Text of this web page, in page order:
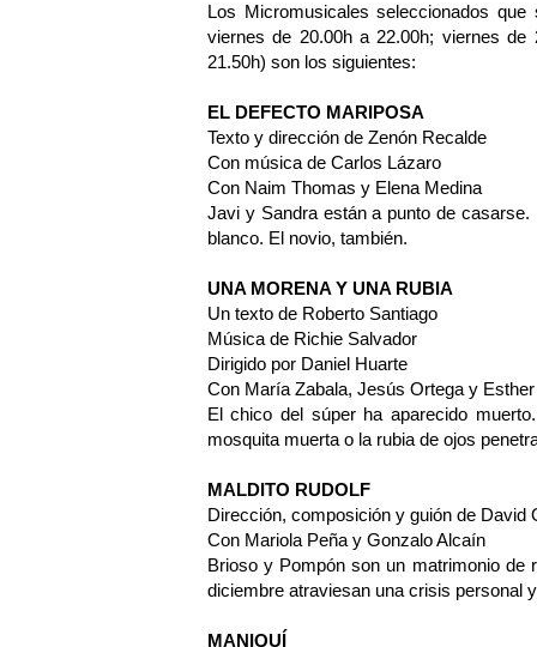
Los Micromusicales seleccionados
viernes de 20.00h a 22.00h; viernes
21.50h) son los siguientes:
EL DEFECTO MARIPOSA
Texto y dirección de Zenón Recalde
Con música de Carlos Lázaro
Con Naim Thomas y Elena Medina
Javi y Sandra están a punto de
blanco. El novio, también.
UNA MORENA Y UNA RUBIA
Un texto de Roberto Santiago
Música de Richie Salvador
Dirigido por Daniel Huarte
Con María Zabala, Jesús Ortega y
El chico del súper ha aparecido
mosquita muerta o la rubia de ojos
MALDITO RUDOLF
Dirección, composición y guión de David
Con Mariola Peña y Gonzalo Alcaín
Brioso y Pompón son un matrimonio de
diciembre atraviesan una crisis personal
MANIQUÍ